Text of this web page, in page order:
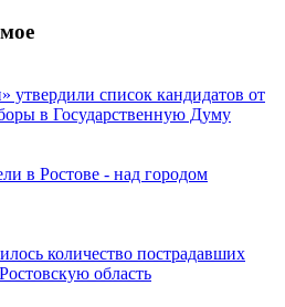
утвердили список кандидатов от
в Государственную Думу
в Ростове - над городом
количество пострадавших
область